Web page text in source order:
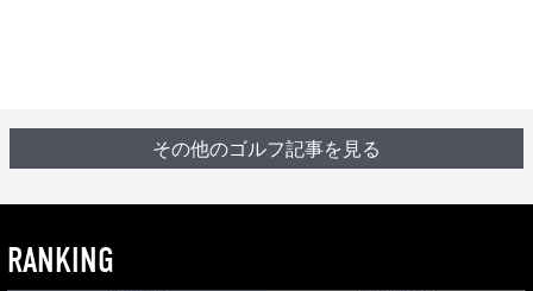
その他のゴルフ記事を見る
RANKING